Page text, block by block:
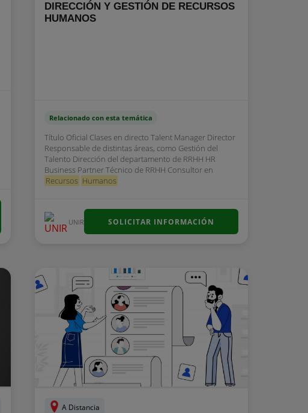
DIRECCIÓN Y GESTIÓN DE RECURSOS
HUMANOS
Relacionado con esta temática
Título Oficial Clases en directo Talent Manager Director
Responsable de distintas áreas, como Gestión del
Talento Dirección del departamento de RRHH HR
Business Partner Técnico de RRHH Consultor en
Recursos Humanos
UNIR SOLICITAR INFORMACIÓN
A Distancia